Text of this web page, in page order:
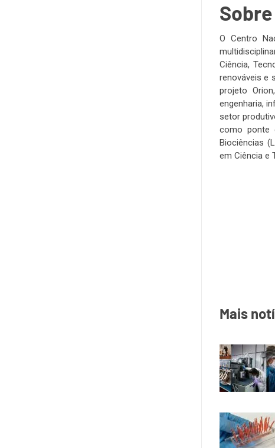
Sobre
O Centro
Ciência,
renováveis e
projeto
engenharia,
setor
como ponte
Biociências
em Ciência e
Mais